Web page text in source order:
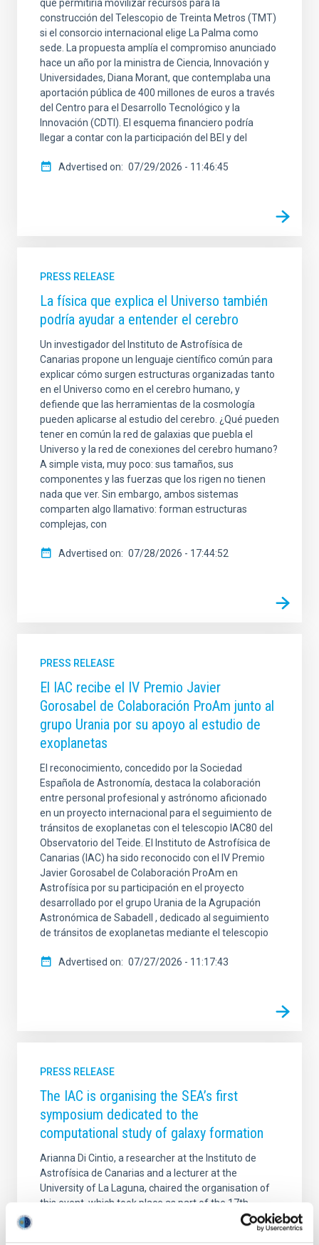
LINES OF RESEARCH
ADVERTISED ON
MIN
SORT BY ORDER
que permitiría movilizar recursos para la
construcción del Telescopio de Treinta Metros (TMT)
si el consorcio internacional elige La Palma como
sede. La propuesta amplía el compromiso anunciado
hace un año por la ministra de Ciencia, Innovación y
Universidades, Diana Morant, que contemplaba una
aportación pública de 400 millones de euros a través
del Centro para el Desarrollo Tecnológico y la
Innovación (CDTI). El esquema financiero podría
llegar a contar con la participación del BEI y del
Advertised on 07/29/2026 - 11:46:45
PRESS RELEASE
La física que explica el Universo también
podría ayudar a entender el cerebro
Un investigador del Instituto de Astrofísica de
Canarias propone un lenguaje científico común para
explicar cómo surgen estructuras organizadas tanto
en el Universo como en el cerebro humano, y
defiende que las herramientas de la cosmología
pueden aplicarse al estudio del cerebro. ¿Qué pueden
tener en común la red de galaxias que puebla el
Universo y la red de conexiones del cerebro humano?
A simple vista, muy poco: sus tamaños, sus
componentes y las fuerzas que los rigen no tienen
nada que ver. Sin embargo, ambos sistemas
comparten algo llamativo: forman estructuras
complejas, con
Advertised on 07/28/2026 - 17:44:52
PRESS RELEASE
El IAC recibe el IV Premio Javier
Gorosabel de Colaboración ProAm junto al
grupo Urania por su apoyo al estudio de
exoplanetas
El reconocimiento, concedido por la Sociedad
Española de Astronomía, destaca la colaboración
entre personal profesional y astrónomo aficionado
en un proyecto internacional para el seguimiento de
tránsitos de exoplanetas con el telescopio IAC80 del
Observatorio del Teide. El Instituto de Astrofísica de
Canarias (IAC) ha sido reconocido con el IV Premio
Javier Gorosabel de Colaboración ProAm en
Astrofísica por su participación en el proyecto
desarrollado por el grupo Urania de la Agrupación
Astronómica de Sabadell , dedicado al seguimiento
de tránsitos de exoplanetas mediante el telescopio
Advertised on 07/27/2026 - 11:17:43
PRESS RELEASE
The IAC is organising the SEA’s first
symposium dedicated to the
computational study of galaxy formation
Arianna Di Cintio, a researcher at the Instituto de
Astrofísica de Canarias and a lecturer at the
University of La Laguna, chaired the organisation of
this event, which took place as part of the 17th
Scientific Meeting of the Spanish Astronomical
Society (SEA). The symposium attracted more than